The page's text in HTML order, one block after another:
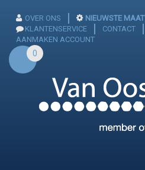
OVER ONS NIEUWSTE
KLANTENSERVICE
CONTACT
AANMAKEN ACCOUNT
0